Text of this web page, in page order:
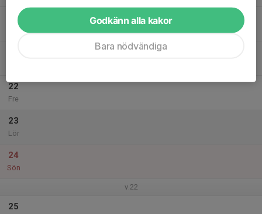
20
Ons
22
Fre
23
Lör
24
Sön
v.22
25
Godkänn alla kakor
Bara nödvändiga